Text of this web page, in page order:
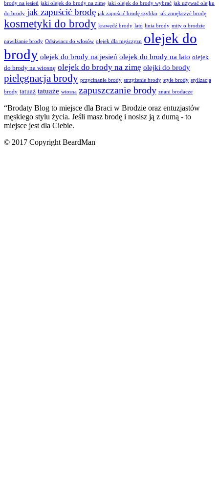
brody na jesień jaki olejek do brody na zimę jaki olejek do brody wybrać jak używać olejku
do brody jak zapuścić brodę jak zapuścić brodę szybko jak zmiękczyć brodę
kosmetyki do brody krawędź brody lato linia brody mity o brodzie
nawilżanie brody Odsiwiacz do włosów olejek dla mężczyzn olejek do
brody olejek do brody na jesień olejek do brody na lato olejek
do brody na wiosnę olejek do brody na zimę olejki do brody
pielęgnacja brody przycinanie brody strzyżenie brody style brody stylizacja
brody tatuaż tatuaże wiosna zapuszczanie brody znani brodacze
“Brodaty Blog to miejsce dla Braci w Brodzie oraz entuzjastów
męskiego stylu życia. Jeśli masz brodę i nosisz ją z dumą - to
miejsce jest dla Ciebie.
© 2017 Copyright BeardMan